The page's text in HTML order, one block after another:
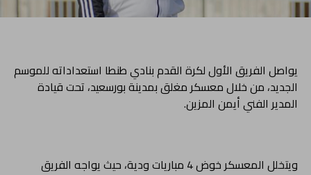
يواصل الفريق الأول لكرة القدم بنادي طنطا استعداداته للموسم
الجديد، من خلال معسكر مغلق بمدينة بورسعيد، تحت قيادة
المدير الفني أيمن المزين.
ويتخلل المعسكر خوض 4 مباريات ودية، حيث يواجه الفريق